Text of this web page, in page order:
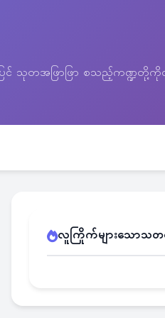
းအပြင် သုတအဖြာဖြာ စသည့်ကဏ္ဍတို့
လူကြိုက်များသောသတ